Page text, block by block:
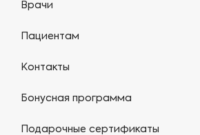
Врачи
Пациентам
Контакты
Бонусная программа
Подарочные сертификаты